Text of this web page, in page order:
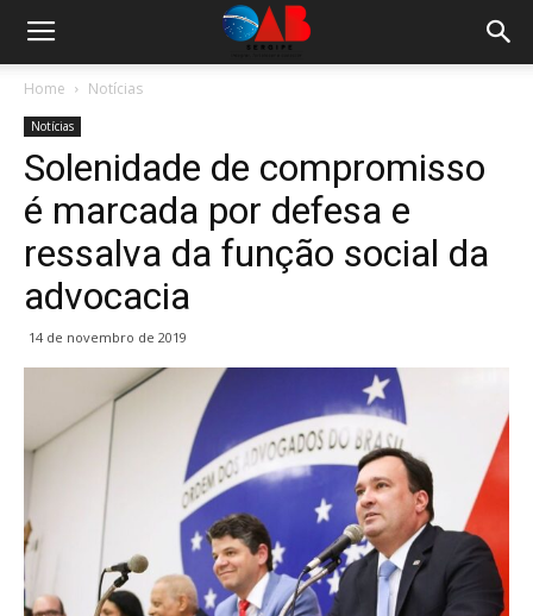
Home Notícias
Notícias
Solenidade de compromisso
é marcada por defesa e
ressalva da função social da
advocacia
14 de novembro de 2019